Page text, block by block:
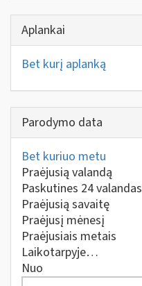
Aplankai
Bet kurį aplanką
Parodymo data
Bet kuriuo metu
Praėjusią valandą
Paskutines 24 valandas
Praėjusią savaitę
Praėjusį mėnesį
Praėjusiais metais
Laikotarpyje…
Nuo